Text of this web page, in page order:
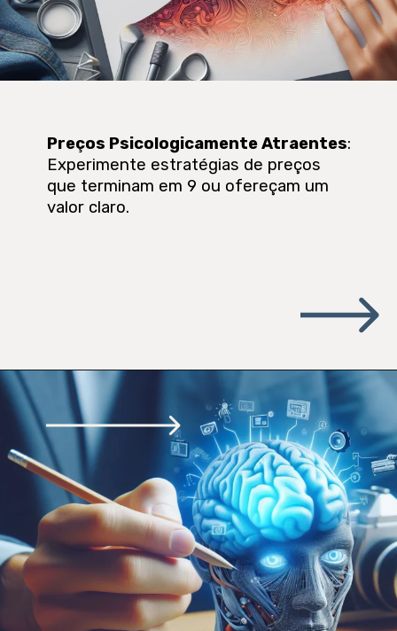
Preços Psicologicamente Atraentes:
Experimente estratégias de preços
que terminam em 9 ou ofereçam um
valor claro.